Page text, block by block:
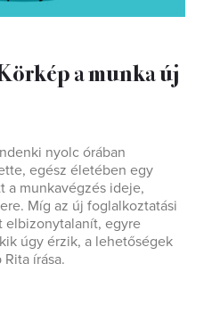
a munka új
nyolc órában
egész életében egy
a munkavégzés ideje,
Míg az új foglalkoztatási
elbizonytalanít, egyre
úgy érzik, a lehetőségek
írása.